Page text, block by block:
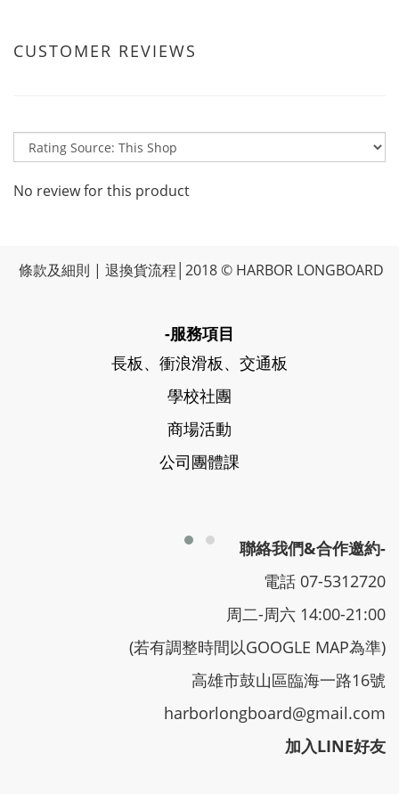
CUSTOMER REVIEWS
No review for this product
條款及細則 | 退換貨流程 │2018 © HARBOR LONGBOARD
-服務項目
長板、衝浪滑板、交通板
學校社團
商場活動
公司團體課
聯絡我們&合作邀約-
電話 07-5312720
周二-周六 14:00-21:00
(若有調整時間以GOOGLE MAP為準)
高雄市鼓山區臨海一路16號
harborlongboard@gmail.com
加入LINE好友